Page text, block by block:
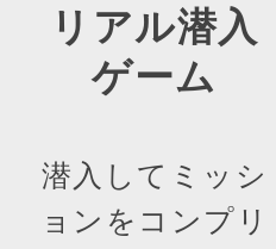
リアル潜入
ゲーム
潜入してミッシ
ョンをコンプリ